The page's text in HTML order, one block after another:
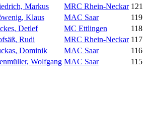
Markus MRC Rhein-Neckar 121
Klaus MAC Saar
119
Detlef MC Ettlingen
118
Rudi MRC Rhein-Neckar 117
Dominik MAC Saar
116
Wolfgang MAC Saar 115